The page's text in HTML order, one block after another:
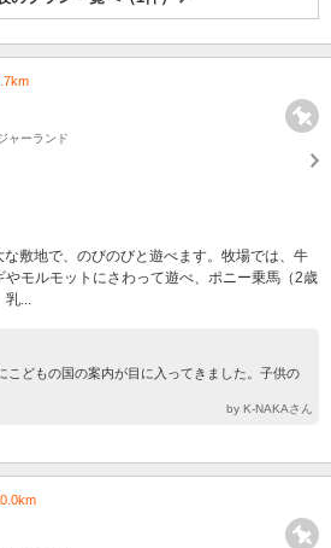
ャーランド
敷地で、のびのびと遊べます。牧場では、牛
モルモットにさわって遊べ、ポニー乗馬（2歳
乳...
こどもの国の案内が目に入ってきました。子供の
by K-NAKAさん